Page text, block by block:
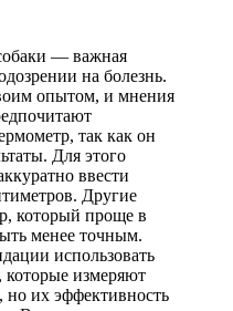
— важная
на болезнь.
опытом, и мнения
так как он
Для этого
ввести
Другие
который проще в
менее точным.
использовать
измеряют
но их эффективность